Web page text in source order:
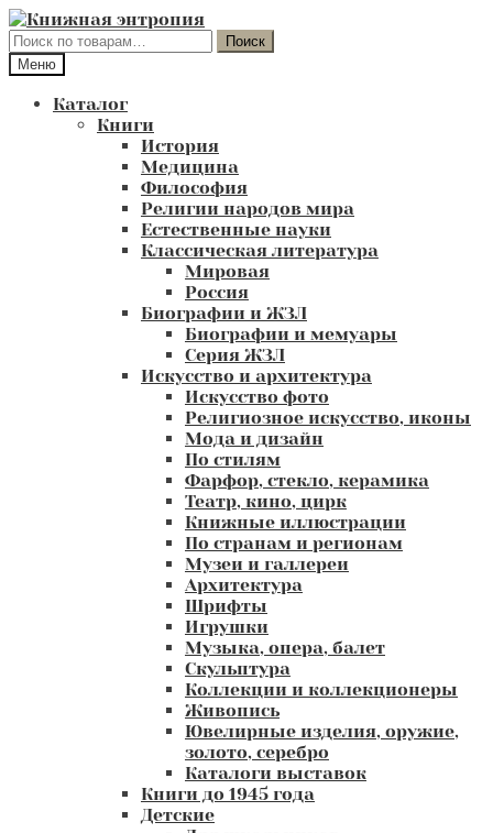
Перейти
к
навигации
Перейти
к
содержимому
Искать:
Поиск
Меню
Каталог
Книги
История
Медицина
Философия
Религии народов мира
Естественные науки
Классическая литература
Мировая
Россия
Биографии и ЖЗЛ
Биографии и мемуары
Серия ЖЗЛ
Искусство и архитектура
Искусство фото
Религиозное искусство, иконы
Мода и дизайн
По стилям
Фарфор, стекло, керамика
Театр, кино, цирк
Книжные иллюстрации
По странам и регионам
Музеи и галлереи
Архитектура
Шрифты
Игрушки
Музыка, опера, балет
Скульптура
Коллекции и коллекционеры
Живопись
Ювелирные изделия, оружие,
золото, серебро
Каталоги выставок
Книги до 1945 года
Детские